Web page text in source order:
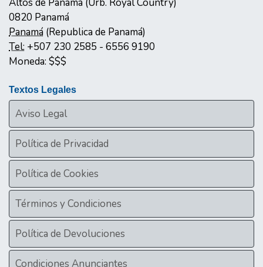
Altos de Panamá (Urb. Royal Country)
0820 Panamá
Panamá (Republica de Panamá)
Tel: +507 230 2585 - 6556 9190
Moneda: $$$
Textos Legales
Aviso Legal
Política de Privacidad
Política de Cookies
Términos y Condiciones
Política de Devoluciones
Condiciones Anunciantes